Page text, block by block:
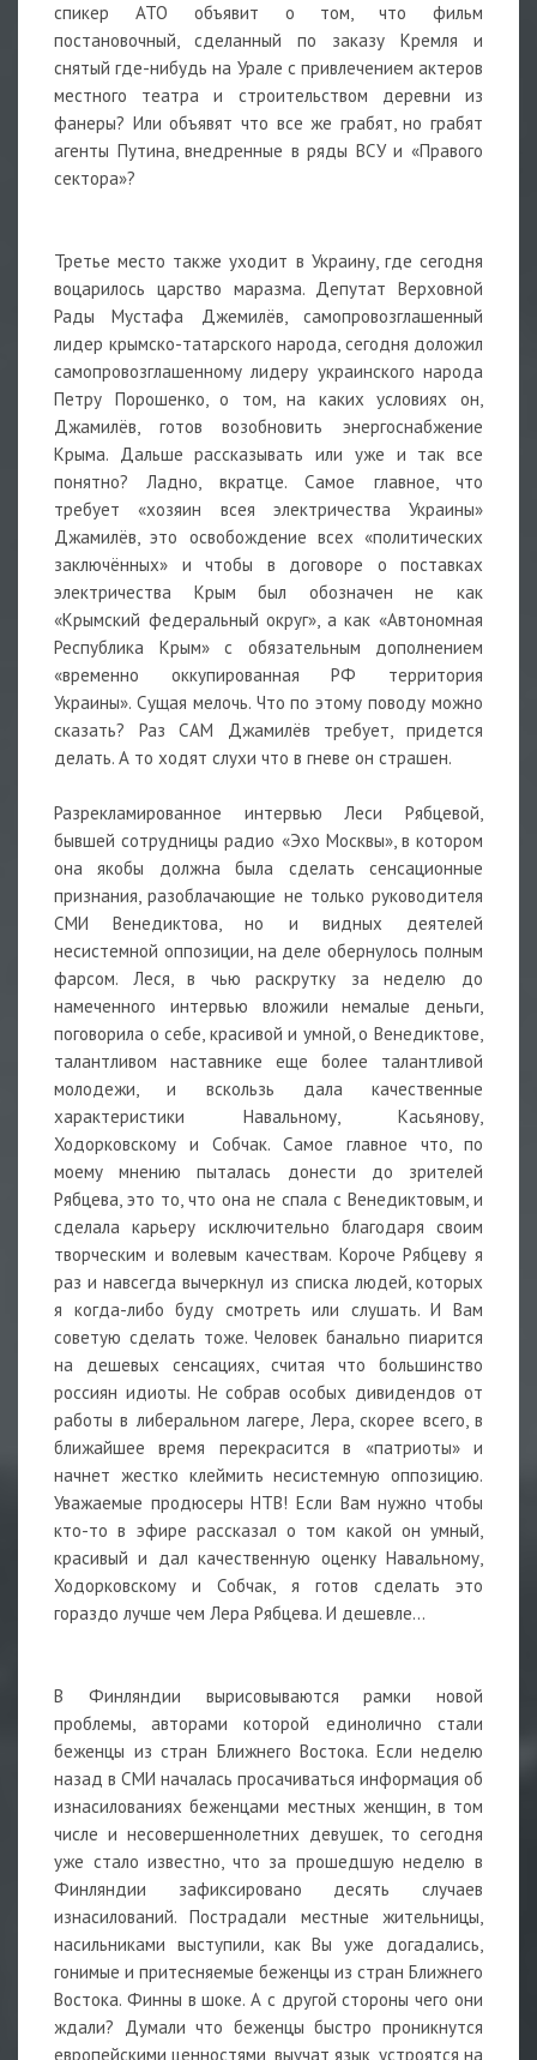
спикер АТО объявит о том, что фильм
постановочный, сделанный по заказу Кремля и
снятый где-нибудь на Урале с привлечением актеров
местного театра и строительством деревни из
фанеры? Или объявят что все же грабят, но грабят
агенты Путина, внедренные в ряды ВСУ и «Правого
сектора»?
Третье место также уходит в Украину, где сегодня
воцарилось царство маразма. Депутат Верховной
Рады Мустафа Джемилёв, самопровозглашенный
лидер крымско-татарского народа, сегодня доложил
самопровозглашенному лидеру украинского народа
Петру Порошенко, о том, на каких условиях он,
Джамилёв, готов возобновить энергоснабжение
Крыма. Дальше рассказывать или уже и так все
понятно? Ладно, вкратце. Самое главное, что
требует «хозяин всея электричества Украины»
Джамилёв, это освобождение всех «политических
заключённых» и чтобы в договоре о поставках
электричества Крым был обозначен не как
«Крымский федеральный округ», а как «Автономная
Республика Крым» с обязательным дополнением
«временно оккупированная РФ территория
Украины». Сущая мелочь. Что по этому поводу можно
сказать? Раз САМ Джамилёв требует, придется
делать. А то ходят слухи что в гневе он страшен.
Разрекламированное интервью Леси Рябцевой,
бывшей сотрудницы радио «Эхо Москвы», в котором
она якобы должна была сделать сенсационные
признания, разоблачающие не только руководителя
СМИ Венедиктова, но и видных деятелей
несистемной оппозиции, на деле обернулось полным
фарсом. Леся, в чью раскрутку за неделю до
намеченного интервью вложили немалые деньги,
поговорила о себе, красивой и умной, о Венедиктове,
талантливом наставнике еще более талантливой
молодежи, и вскользь дала качественные
характеристики Навальному, Касьянову,
Ходорковскому и Собчак. Самое главное что, по
моему мнению пыталась донести до зрителей
Рябцева, это то, что она не спала с Венедиктовым, и
сделала карьеру исключительно благодаря своим
творческим и волевым качествам. Короче Рябцеву я
раз и навсегда вычеркнул из списка людей, которых
я когда-либо буду смотреть или слушать. И Вам
советую сделать тоже. Человек банально пиарится
на дешевых сенсациях, считая что большинство
россиян идиоты. Не собрав особых дивидендов от
работы в либеральном лагере, Лера, скорее всего, в
ближайшее время перекрасится в «патриоты» и
начнет жестко клеймить несистемную оппозицию.
Уважаемые продюсеры НТВ! Если Вам нужно чтобы
кто-то в эфире рассказал о том какой он умный,
красивый и дал качественную оценку Навальному,
Ходорковскому и Собчак, я готов сделать это
гораздо лучше чем Лера Рябцева. И дешевле…
В Финляндии вырисовываются рамки новой
проблемы, авторами которой единолично стали
беженцы из стран Ближнего Востока. Если неделю
назад в СМИ началась просачиваться информация об
изнасилованиях беженцами местных женщин, в том
числе и несовершеннолетних девушек, то сегодня
уже стало известно, что за прошедшую неделю в
Финляндии зафиксировано десять случаев
изнасилований. Пострадали местные жительницы,
насильниками выступили, как Вы уже догадались,
гонимые и притесняемые беженцы из стран Ближнего
Востока. Финны в шоке. А с другой стороны чего они
ждали? Думали что беженцы быстро проникнутся
европейскими ценностями, выучат язык, устроятся на